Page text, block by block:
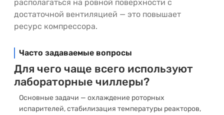
располагаться на ровной поверхности с
достаточной вентиляцией — это повышает
ресурс компрессора.
Часто задаваемые вопросы
Для чего чаще всего используют
лабораторные чиллеры?
Основные задачи — охлаждение роторных
испарителей, стабилизация температуры реакторов,